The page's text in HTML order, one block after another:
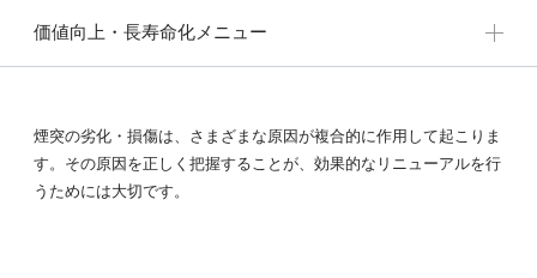
価値向上・長寿命化メニュー
煙突の劣化・損傷は、さまざまな原因が複合的に作用して起こりま
す。その原因を正しく把握することが、効果的なリニューアルを行
うためには大切です。